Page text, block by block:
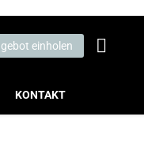
einholen
KONTAKT